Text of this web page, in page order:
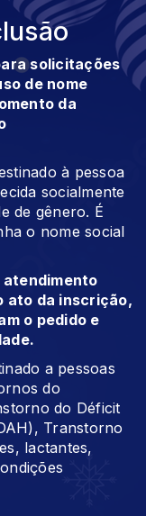
solicitações
de nome
da
à pessoa
socialmente
de gênero. É
o nome social
ato da inscrição,
o pedido e
a pessoas
do
do Déficit
Transtorno
lactantes,